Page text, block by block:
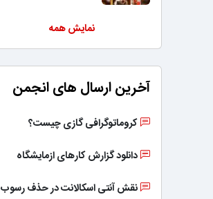
نمایش همه
آخرین ارسال های انجمن
کروماتوگرافی گازی چیست؟
دانلود گزارش کارهای ازمایشگاه
نقش آنتی اسکالانت در حذف رسوب